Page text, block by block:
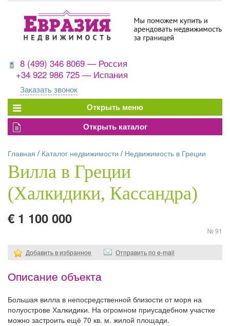
8 (499) 346 8069 — Россия
+34 922 986 725 — Испания
Заказать звонок
Главная / Каталог недвижимости / Недвижимость в Греции
Вилла в Греции
(Халкидики, Кассандра)
€ 1 100 000
№ 91
Добавить в избранное Отправить по e-mail
Описание объекта
Большая вилла в непосредственной близости от моря на
полуострове Халкидики. На огромном приусадебном участке
можно застроить ещё 70 кв. м. жилой площади.